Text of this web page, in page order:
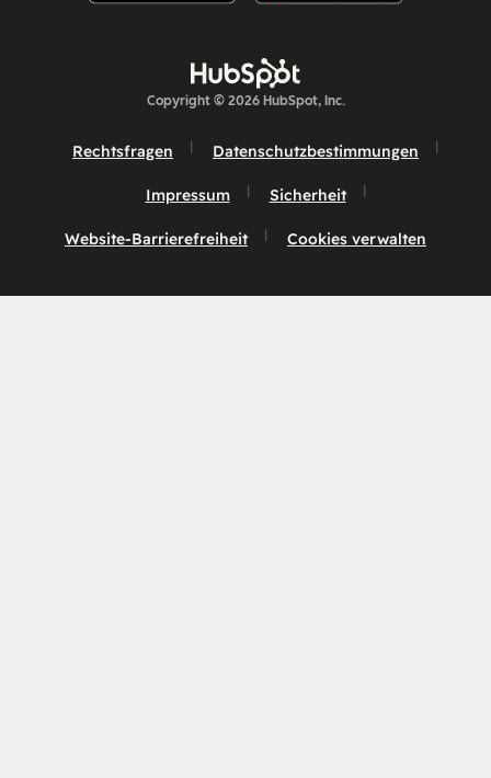
Copyright © 2026 HubSpot, Inc.
Rechtsfragen Datenschutzbestimmungen
Impressum Sicherheit
Website-Barrierefreiheit Cookies verwalten